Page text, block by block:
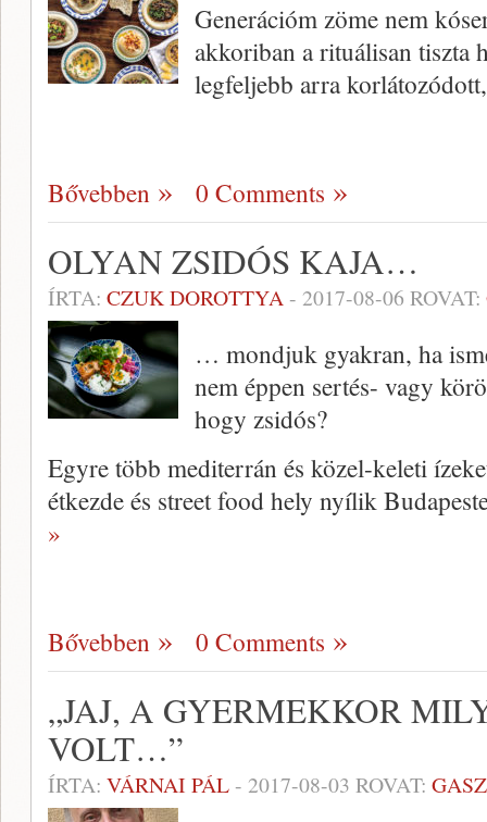
Generációm zöme nem
akkoriban a rituálisan tiszta
legfeljebb arra
Bővebben 0 Comments
OLYAN ZSIDÓS KAJA…
ÍRTA: CZUK DOROTTYA- 2017-08-06 ROVAT:
… mondjuk gyakran, ha
nem éppen sertés- vagy
hogy zsidós?
Egyre több mediterrán és közel-keleti
étkezde és street food hely nyílik
»
Bővebben 0 Comments
„JAJ, A GYERMEKKOR
VOLT…”
ÍRTA: VÁRNAI PÁL- 2017-08-03 ROVAT: